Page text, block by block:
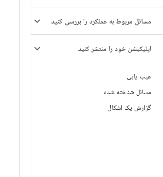
مسائل مربوط به عملکرد را بررسی کنید
اپلیکیشن خود را منتشر کنید
عیب یابی
مسائل شناخته شده
گزارش یک اشکال